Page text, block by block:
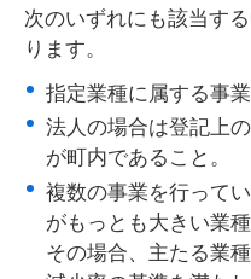
次のいずれにも該当す
ります。
指定業種に属する事
法人の場合は登記上
が町内であること。
複数の事業を行って
がもっとも大きい業
その場合、主たる業